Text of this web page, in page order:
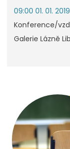
09:00 01. 01.
Konference/
Galerie Lázně